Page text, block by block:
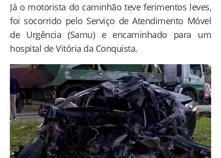
Já o motorista do caminhão teve ferimentos leves,
foi socorrido pelo Serviço de Atendimento Móvel
de Urgência (Samu) e encaminhado para um
hospital de Vitória da Conquista.